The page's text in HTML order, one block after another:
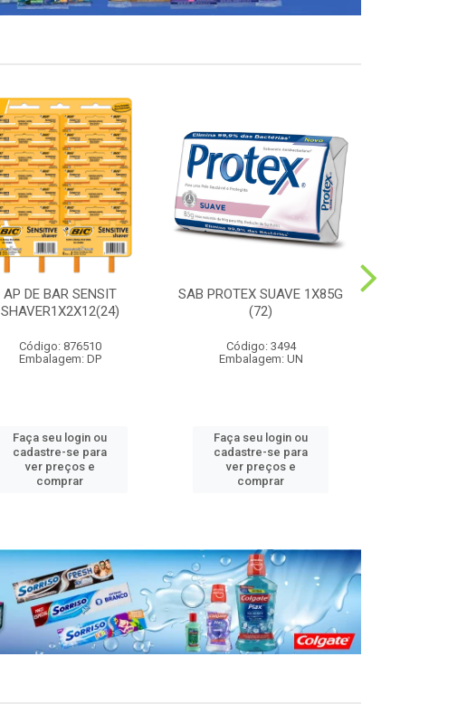
AP DE BAR SENSIT
SHAVER1X2X12(24)
Código: 876510
Embalagem: DP
Faça seu login ou
cadastre-se para
ver preços e
comprar
SAB PROTEX SUAVE 1X85G
(72)
Código: 3494
Embalagem: UN
Faça seu login ou
cadastre-se para
ver preços e
comprar